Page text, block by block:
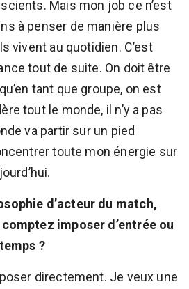
Mais mon job ce n’est
à penser de manière plus
vivent au quotidien. C’est
tout de suite. On doit être
tant que groupe, on est
tout le monde, il n’y a pas
va partir sur un pied
toute mon énergie sur
d’acteur du match,
imposer d’entrée ou
?
directement. Je veux une